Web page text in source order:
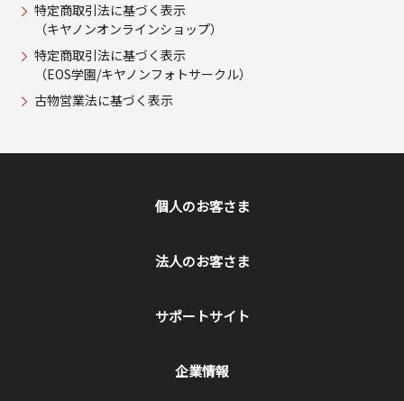
特定商取引法に基づく表示
（キヤノンオンラインショップ）
特定商取引法に基づく表示
（EOS学園/キヤノンフォトサークル）
古物営業法に基づく表示
個人のお客さま
法人のお客さま
サポートサイト
企業情報